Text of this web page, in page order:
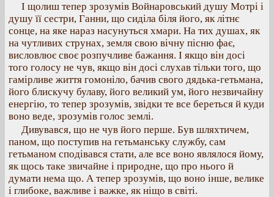
І щолиш тепер зрозумів Войнаровський душу Мотрі і
душу її сестри, Ганни, що сиділа біля його, як літнє
сонце, на яке нараз насунуться хмари. На тих душах, як
на чутливих струнах, земля свою вічну пісню фає,
висловлює своє розпучливе бажання. І якщо він досі
того голосу не чув, якщо він досі слухав тільки того, що
гамірливе життя гомоніло, бачив свого дядька-гетьмана,
його блискучу булаву, його великий ум, його незвичайну
енергію, то тепер зрозумів, звідки те все береться й куди
воно веде, зрозумів голос землі.
Дивувався, що не чув його перше. Був шляхтичем,
паном, що поступив на гетьманську службу, сам
гетьманом сподівався стати, але все воно являлося йому,
як щось таке звичайне і природне, що про нього й
думати нема що. А тепер зрозумів, що воно інше, велике
і глибоке, важливе і важке, як ніщо в світі.